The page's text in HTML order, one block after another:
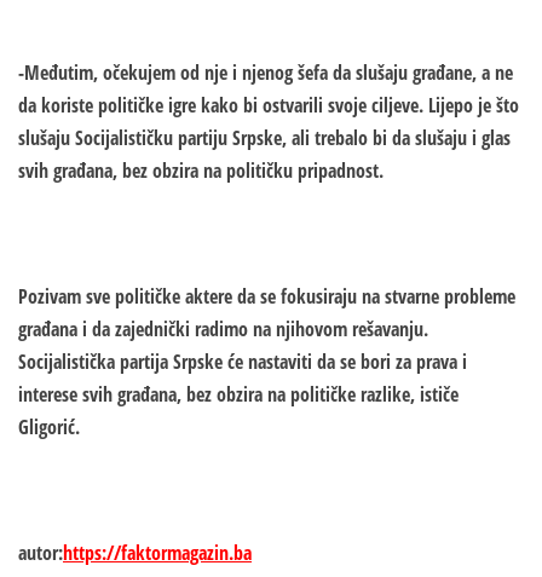
-Međutim, očekujem od nje i njenog šefa da slušaju građane, a ne
da koriste političke igre kako bi ostvarili svoje ciljeve. Lijepo je što
slušaju Socijalističku partiju Srpske, ali trebalo bi da slušaju i glas
svih građana, bez obzira na političku pripadnost.
Pozivam sve političke aktere da se fokusiraju na stvarne probleme
građana i da zajednički radimo na njihovom rešavanju.
Socijalistička partija Srpske će nastaviti da se bori za prava i
interese svih građana, bez obzira na političke razlike, ističe
Gligorić.
autor:https://faktormagazin.ba